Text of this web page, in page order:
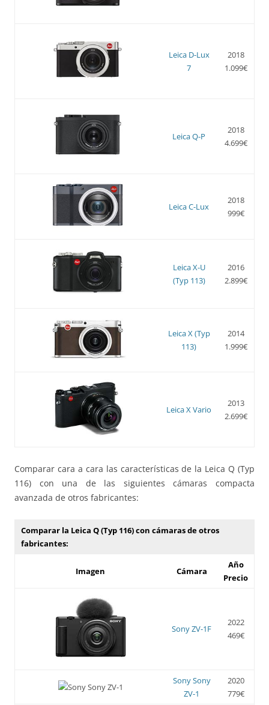
Leica D-Lux
7
2018
1.099€
Leica Q-P
2018
4.699€
Leica C-Lux
2018
999€
Leica X-U
(Typ 113)
2016
2.899€
Leica X (Typ
113)
2014
1.999€
Leica X Vario
2013
2.699€
Comparar cara a cara las características de la Leica Q (Typ
116) con una de las siguientes cámaras compacta
avanzada de otros fabricantes:
Comparar la Leica Q (Typ 116) con cámaras de otros
fabricantes:
Imagen Cámara
Año
Precio
Sony ZV-1F
2022
469€
Sony Sony
ZV-1
2020
779€